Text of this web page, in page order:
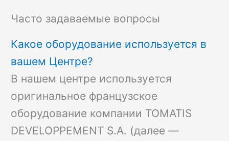
Часто задаваемые вопросы
Какое оборудование используется в
вашем Центре?
В нашем центре используется
оригинальное французское
оборудование компании TOMATIS
DEVELOPPEMENT S.A. (далее —